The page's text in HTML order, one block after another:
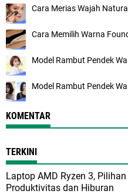
Cara Merias Wajah
Cara Memilih Warna
Model Rambut Pendek
Model Rambut Pendek
KOMENTAR
TERKINI
Laptop AMD Ryzen 3,
Produktivitas dan Hiburan